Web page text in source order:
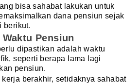
bisa sahabat lakukan untuk
dana pensiun sejak
berikut.
Pensiun
dipastikan adalah waktu
seperti berapa lama lagi
pensiun.
berakhir, setidaknya sahabat